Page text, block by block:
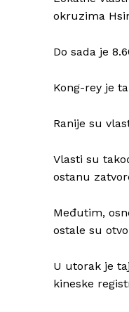
okruzima
Do sada je
Kong-rey je
Ranije su
Vlasti su
ostanu
Međutim,
ostale su
U utorak je
kineske